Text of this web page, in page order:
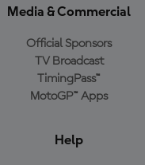
Media & Commercial
Official Sponsors
TV Broadcast
TimingPass™
MotoGP™ Apps
Help